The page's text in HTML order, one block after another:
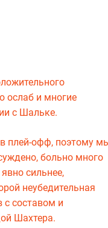
ослаб и многие
с Шальке.
в плей-офф, поэтому
больно много
сильнее,
неубедительная
с составом и
Шахтера.